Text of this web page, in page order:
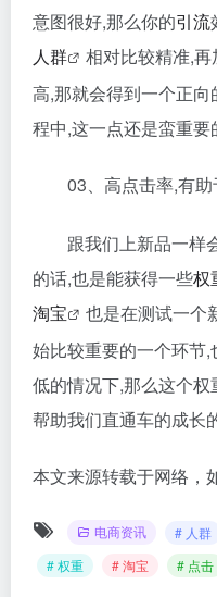
意图很好,那么你的引流
人群
相对比较精准,
高,那就会得到一个正
程中,这一点还是蛮重要
03、高点击率,有
跟我们上新品一样
的话,也是能获得一些权
淘宝
也是在测试一个
始比较重要的一个环节
低的情况下,那么这个
帮助我们直通车的成长
本文来源转载于网络，
电商资讯 # 人群
# 权重
# 淘宝 # 点击